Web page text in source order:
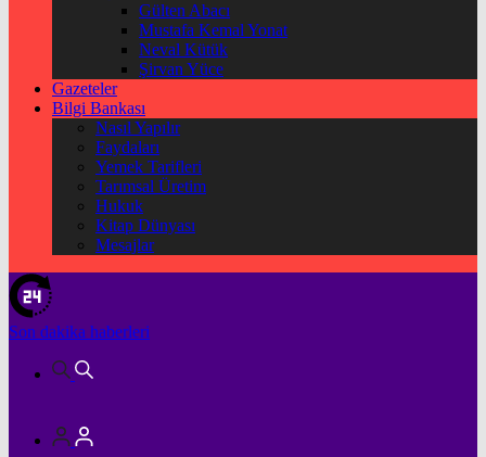
Gülten Abacı
Mustafa Kemal Yonat
Neval Kütük
Şirvan Yüce
Gazeteler
Bilgi Bankası
Nasıl Yapılır
Faydaları
Yemek Tarifleri
Tarımsal Üretim
Hukuk
Kitap Dünyası
Mesajlar
Son dakika haberleri